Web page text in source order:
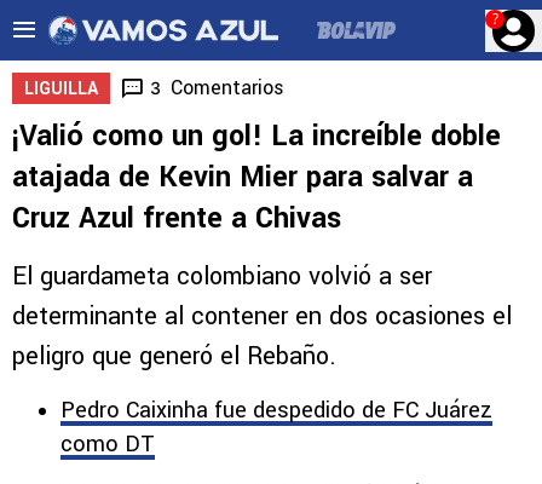
?
LIGUILLA 3 Comentarios
¡Valió como un gol! La increíble doble
atajada de Kevin Mier para salvar a
Cruz Azul frente a Chivas
El guardameta colombiano volvió a ser
determinante al contener en dos ocasiones el
peligro que generó el Rebaño.
Pedro Caixinha fue despedido de FC Juárez
como DT